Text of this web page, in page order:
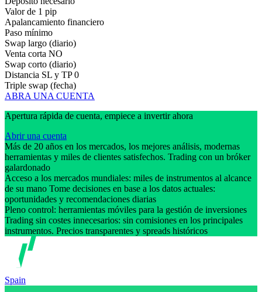
Valor de 1 pip
Apalancamiento financiero
Paso mínimo
Swap largo (diario)
Venta corta NO
Swap corto (diario)
Distancia SL y TP 0
Triple swap (fecha)
ABRA UNA CUENTA
Apertura rápida de cuenta, empiece a invertir ahora
Abrir una cuenta
Más de 20 años en los mercados, los mejores análisis, modernas
herramientas y miles de clientes satisfechos. Trading con un bróker
galardonado
Acceso a los mercados mundiales: miles de instrumentos al alcance
de su mano Tome decisiones en base a los datos actuales:
oportunidades y recomendaciones diarias
Pleno control: herramientas móviles para la gestión de inversiones
Trading sin costes innecesarios: sin comisiones en los principales
instrumentos. Precios transparentes y spreads históricos
Spain